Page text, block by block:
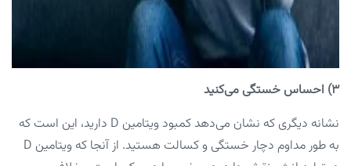
۳) احساس خستگی می‌کنید
نشانه دیگری که نشان می‌دهد کمبود ویتامین D دارید، این است که
به طور مداوم دچار خستگی و کسالت هستید. از آنجا که ویتامین D